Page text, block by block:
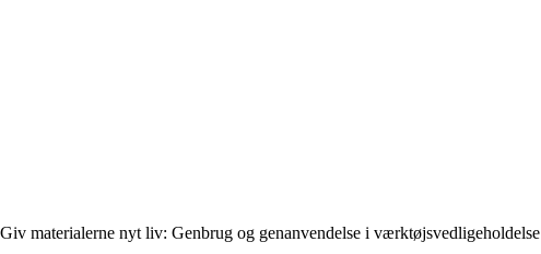
Giv materialerne nyt liv: Genbrug og genanvendelse i værktøjsvedligeholdelse